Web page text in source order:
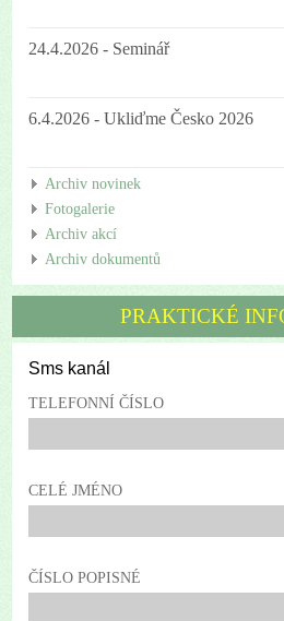
24.4.2026 - Seminář
6.4.2026 - Ukliďme Česko 2026
Archiv novinek
Fotogalerie
Archiv akcí
Archiv dokumentů
PRAKTICKÉ
Sms kanál
TELEFONNÍ ČÍSLO
CELÉ JMÉNO
ČÍSLO POPISNÉ